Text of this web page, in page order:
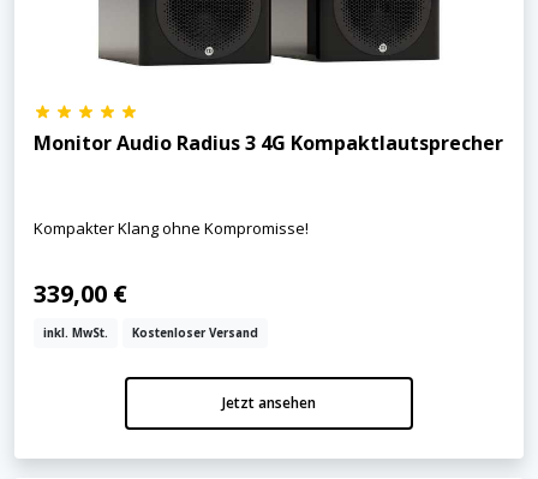
Monitor Audio Radius 3 4G Kompaktlautsprecher
Kompakter Klang ohne Kompromisse!
339,00 €
inkl. MwSt. Kostenloser Versand
Jetzt ansehen